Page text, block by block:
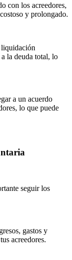
con los acreedores,
y prolongado.
liquidación
la deuda total, lo
a un acuerdo
lo que puede
seguir los
gastos y
acreedores.